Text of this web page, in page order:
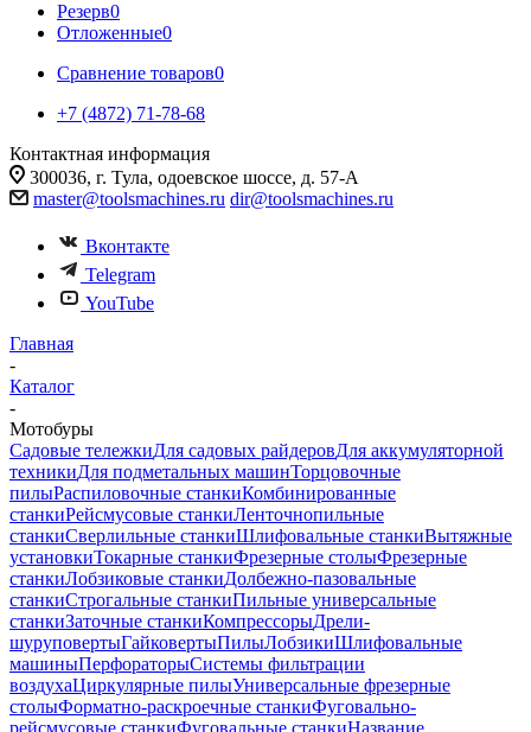
Резерв0
Отложенные0
Сравнение товаров0
+7 (4872) 71-78-68
Контактная информация
300036, г. Тула, одоевское шоссе, д. 57-А
master@toolsmachines.ru dir@toolsmachines.ru
Вконтакте
Telegram
YouTube
Главная
-
Каталог
-
Мотобуры
Садовые тележкиДля садовых райдеровДля аккумуляторной
техникиДля подметальных машинТорцовочные
пилыРаспиловочные станкиКомбинированные
станкиРейсмусовые станкиЛенточнопильные
станкиСверлильные станкиШлифовальные станкиВытяжные
установкиТокарные станкиФрезерные столыФрезерные
станкиЛобзиковые станкиДолбежно-пазовальные
станкиСтрогальные станкиПильные универсальные
станкиЗаточные станкиКомпрессорыДрели-
шуруповертыГайковертыПилыЛобзикиШлифовальные
машиныПерфораторыСистемы фильтрации
воздухаЦиркулярные пилыУниверсальные фрезерные
столыФорматно-раскроечные станкиФуговально-
рейсмусовые станкиФуговальные станкиНазвание